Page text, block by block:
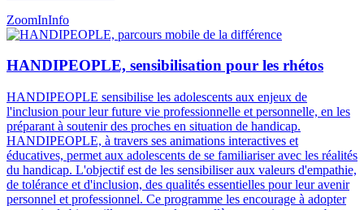
ZoomInInfo
HANDIPEOPLE, sensibilisation pour les rhétos
HANDIPEOPLE sensibilise les adolescents aux enjeux de
l'inclusion pour leur future vie professionnelle et personnelle, en les
préparant à soutenir des proches en situation de handicap.
HANDIPEOPLE, à travers ses animations interactives et
éducatives, permet aux adolescents de se familiariser avec les réalités
du handicap. L'objectif est de les sensibiliser aux valeurs d'empathie,
de tolérance et d'inclusion, des qualités essentielles pour leur avenir
personnel et professionnel. Ce programme les encourage à adopter